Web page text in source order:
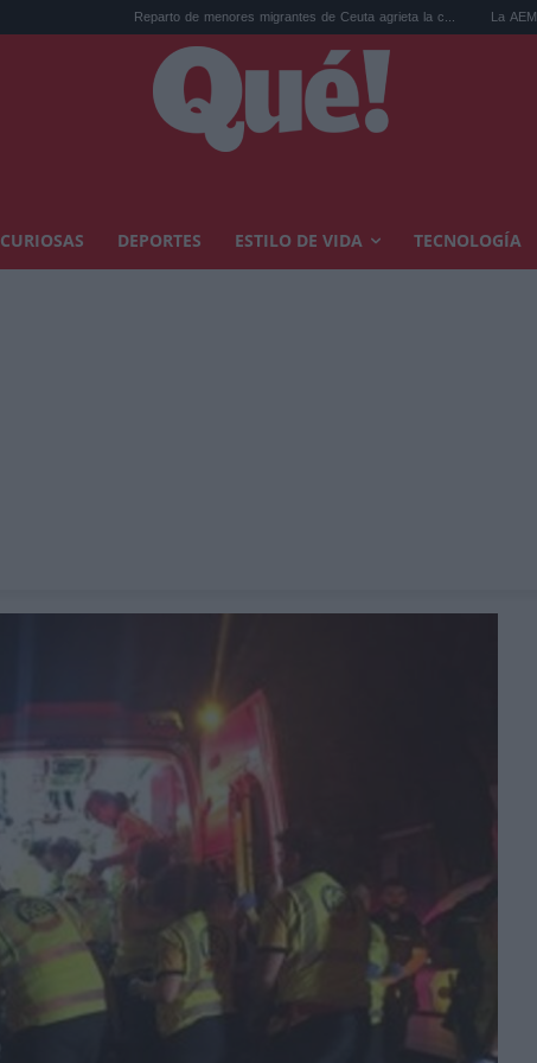
Reparto de menores migrantes de Ceuta agrieta la c... La AEMET prepara
CURIOSAS DEPORTES ESTILO DE VIDA TECNOLOGÍA